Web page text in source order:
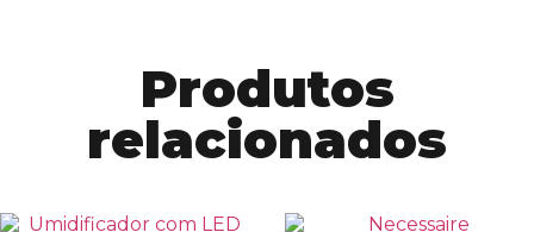
Produtos
relacionados